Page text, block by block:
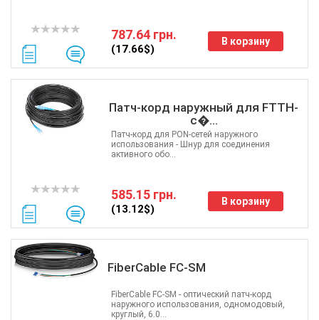
787.64 грн.
(17.66$)
В корзину
Патч-корд наружный для FTTH-
с�...
585.15 грн.
(13.12$)
В корзину
Патч-корд для PON-сетей наружного
использования - Шнур для соединения
активного обо...
FiberCable FC‑SM
FiberCable FC‑SM - оптический патч-корд
наружного использования, одномодовый,
круглый, 6.0...